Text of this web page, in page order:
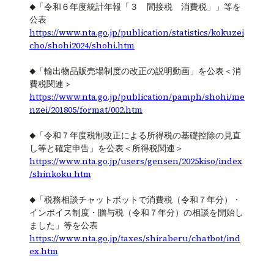
◆「令和６年度統計年報「３ 間接税 消費税」」等を
公表
https://www.nta.go.jp/publication/statistics/kokuzei
cho/shohi2024/shohi.htm
◆「輸出物品販売場制度の改正の説明動画」を公表＜消
費税関連＞
https://www.nta.go.jp/publication/pamph/shohi/me
nzei/201805/format/002.htm
◆「令和７年度税制改正による所得税の基礎控除の見直
し等と確定申告」を公表＜所得税関連＞
https://www.nta.go.jp/users/gensen/2025kiso/index
/shinkoku.htm
◆「税務相談チャットボットで消費税（令和７年分）・
インボイス制度・贈与税（令和７年分）の相談を開始し
ました」等を公表
https://www.nta.go.jp/taxes/shiraberu/chatbot/ind
ex.htm